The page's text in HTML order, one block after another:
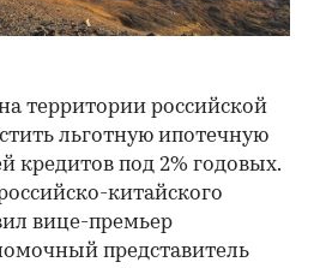
территории российской
льготную ипотечную
кредитов под 2% годовых.
китайского
вице-премьер
представитель